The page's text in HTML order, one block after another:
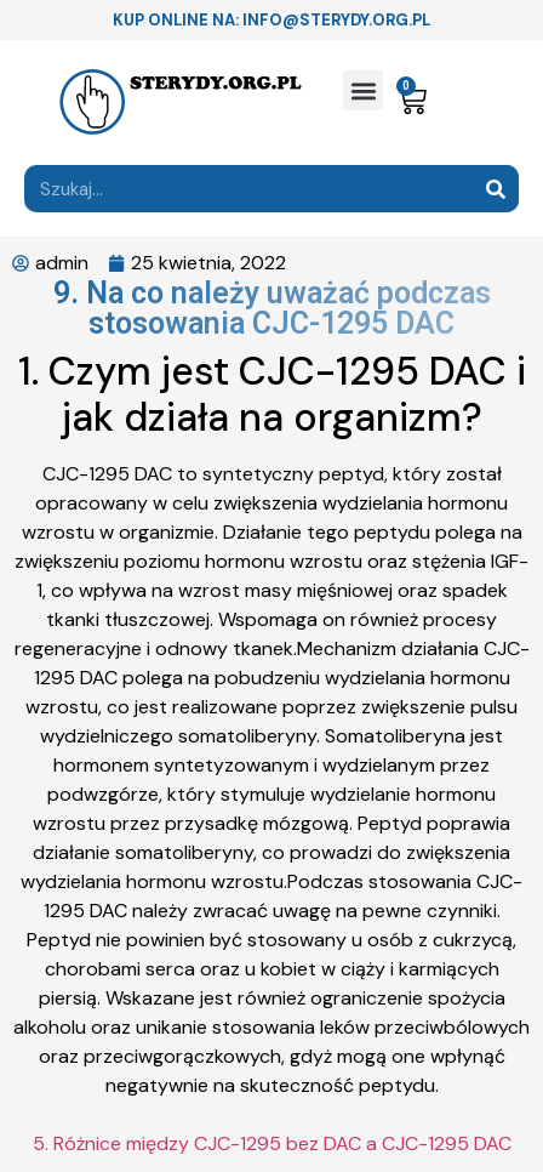
KUP ONLINE NA: INFO@STERYDY.ORG.PL
0
admin 25 kwietnia, 2022
9. Na co należy uważać podczas
stosowania CJC-1295 DAC
1. Czym jest CJC-1295 DAC i
jak działa na organizm?
CJC-1295 DAC to syntetyczny peptyd, który został
opracowany w celu zwiększenia wydzielania hormonu
wzrostu w organizmie. Działanie tego peptydu polega na
zwiększeniu poziomu hormonu wzrostu oraz stężenia IGF-
1, co wpływa na wzrost masy mięśniowej oraz spadek
tkanki tłuszczowej. Wspomaga on również procesy
regeneracyjne i odnowy tkanek.Mechanizm działania CJC-
1295 DAC polega na pobudzeniu wydzielania hormonu
wzrostu, co jest realizowane poprzez zwiększenie pulsu
wydzielniczego somatoliberyny. Somatoliberyna jest
hormonem syntetyzowanym i wydzielanym przez
podwzgórze, który stymuluje wydzielanie hormonu
wzrostu przez przysadkę mózgową. Peptyd poprawia
działanie somatoliberyny, co prowadzi do zwiększenia
wydzielania hormonu wzrostu.Podczas stosowania CJC-
1295 DAC należy zwracać uwagę na pewne czynniki.
Peptyd nie powinien być stosowany u osób z cukrzycą,
chorobami serca oraz u kobiet w ciąży i karmiących
piersią. Wskazane jest również ograniczenie spożycia
alkoholu oraz unikanie stosowania leków przeciwbólowych
oraz przeciwgorączkowych, gdyż mogą one wpłynąć
negatywnie na skuteczność peptydu.
5. Różnice między CJC-1295 bez DAC a CJC-1295 DAC